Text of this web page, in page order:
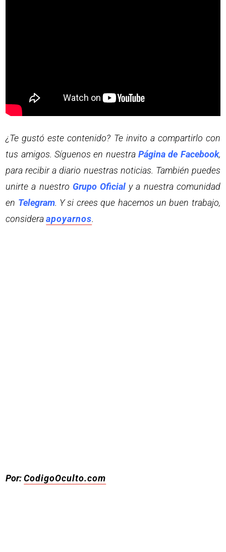
¿Te gustó este contenido? Te invito a compartirlo con
tus amigos. Síguenos en nuestraPágina de Facebook,
para recibir a diario nuestras noticias. También puedes
unirte a nuestro Grupo Oficial y a nuestra comunidad
en Telegram. Y si crees que hacemos un buen trabajo,
consideraapoyarnos.
Por:CodigoOculto.com